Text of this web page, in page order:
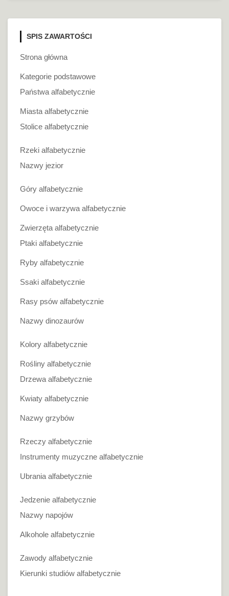
SPIS ZAWARTOŚCI
Strona główna
Kategorie podstawowe
Państwa alfabetycznie
Miasta alfabetycznie
Stolice alfabetycznie
Rzeki alfabetycznie
Nazwy jezior
Góry alfabetycznie
Owoce i warzywa alfabetycznie
Zwierzęta alfabetycznie
Ptaki alfabetycznie
Ryby alfabetycznie
Ssaki alfabetycznie
Rasy psów alfabetycznie
Nazwy dinozaurów
Kolory alfabetycznie
Rośliny alfabetycznie
Drzewa alfabetycznie
Kwiaty alfabetycznie
Nazwy grzybów
Rzeczy alfabetycznie
Instrumenty muzyczne alfabetycznie
Ubrania alfabetycznie
Jedzenie alfabetycznie
Nazwy napojów
Alkohole alfabetycznie
Zawody alfabetycznie
Kierunki studiów alfabetycznie